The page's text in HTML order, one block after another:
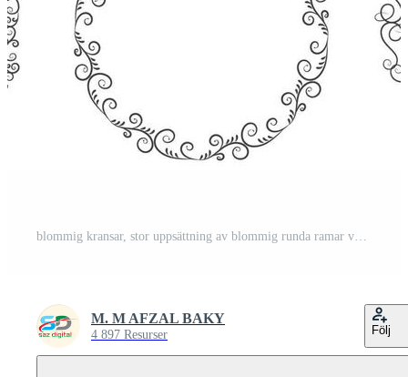
blommig kransar, stor uppsättning av blommig runda ramar vektor illustration. perfekt för inbjudningar, hälsning kort, citat, bloggar, bröllop ramar, posters och Mer Gratis Vektor
M. M AFZAL BAKY
4 897 Resurser Följ